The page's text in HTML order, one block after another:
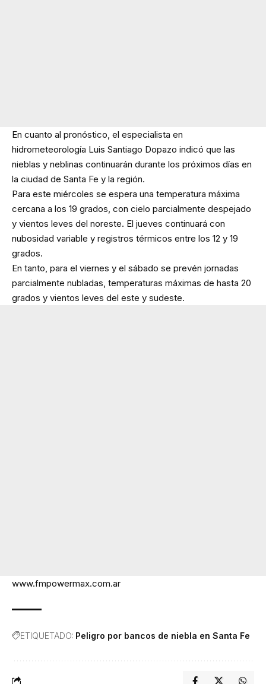
En cuanto al pronóstico, el especialista en
hidrometeorología Luis Santiago Dopazo indicó que las
nieblas y neblinas continuarán durante los próximos días en
la ciudad de Santa Fe y la región.
Para este miércoles se espera una temperatura máxima
cercana a los 19 grados, con cielo parcialmente despejado
y vientos leves del noreste. El jueves continuará con
nubosidad variable y registros térmicos entre los 12 y 19
grados.
En tanto, para el viernes y el sábado se prevén jornadas
parcialmente nubladas, temperaturas máximas de hasta 20
grados y vientos leves del este y sudeste.
www.fmpowermax.com.ar
ETIQUETADO: Peligro por bancos de niebla en Santa Fe